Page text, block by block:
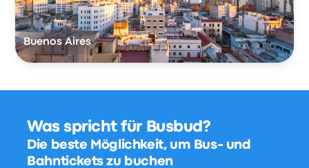
Buenos Aires
Was spricht für Busbud?
Die beste Möglichkeit, um Bus- und
Bahntickets zu buchen